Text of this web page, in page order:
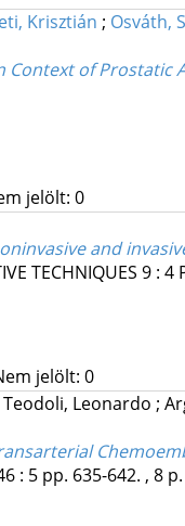
Krisztián ; Osváth,
Context of
jelölt: 0
and
TECHNIQUES 9: 4
jelölt: 0
Teodoli, Leonardo ;
: 5 pp. 635-642. , 8 p.